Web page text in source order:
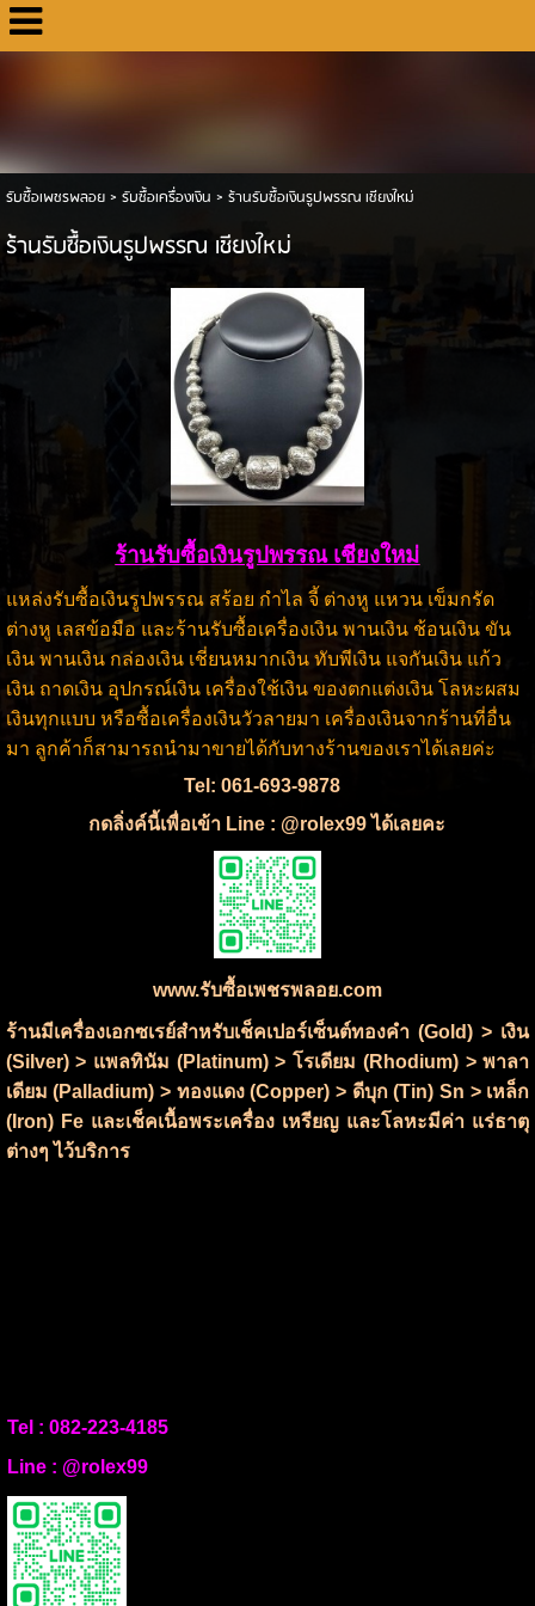
รับซื้อเพชรพลอย> รับซื้อเครื่องเงิน > ร้านรับซื้อเงินรูปพรรณ เชียงใหม่
ร้านรับซื้อเงินรูปพรรณ เชียงใหม่
ร้านรับซื้อเงินรูปพรรณ เชียงใหม่
แหล่งรับซื้อเงินรูปพรรณ สร้อย กำไล จี้ ต่างหู แหวน เข็มกรัด
ต่างหู เลสข้อมือ และร้านรับซื้อเครื่องเงิน พานเงิน ช้อนเงิน ขัน
เงิน พานเงิน กล่องเงิน เชี่ยนหมากเงิน ทับพีเงิน แจกันเงิน แก้ว
เงิน ถาดเงิน อุปกรณ์เงิน เครื่องใช้เงิน ของตกแต่งเงิน โลหะผสม
เงินทุกแบบ หรือซื้อเครื่องเงินวัวลายมา เครื่องเงินจากร้านที่อื่น
มา ลูกค้าก็สามารถนำมาขายได้กับทางร้านของเราได้เลยค่ะ
Tel: 061-693-9878
กดลิ่งค์นี้เพื่อเข้า Line : @rolex99 ได้เลยคะ
www.รับซื้อเพชรพลอย.com
ร้านมีเครื่องเอกซเรย์สำหรับเช็คเปอร์เซ็นต์ทองคำ (Gold) > เงิน
(Silver) > แพลทินัม (Platinum) > โรเดียม (Rhodium) > พาลา
เดียม (Palladium) > ทองแดง (Copper) > ดีบุก (Tin) Sn > เหล็ก
(Iron) Fe และเช็คเนื้อพระเครื่อง เหรียญ และโลหะมีค่า แร่ธาตุ
ต่างๆ ไว้บริการ
Tel : 082-223-4185
Line : @rolex99